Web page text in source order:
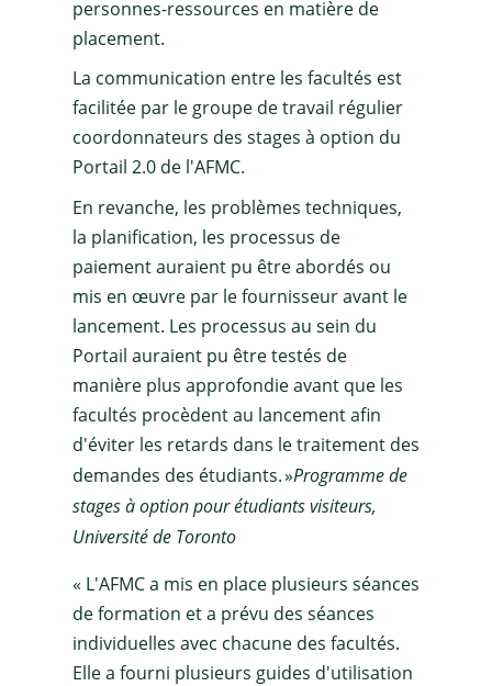
personnes-ressources en matière de
placement.
La communication entre les facultés est
facilitée par le groupe de travail régulier
coordonnateurs des stages à option du
Portail 2.0 de l'AFMC.
En revanche, les problèmes techniques,
la planification, les processus de
paiement auraient pu être abordés ou
mis en œuvre par le fournisseur avant le
lancement. Les processus au sein du
Portail auraient pu être testés de
manière plus approfondie avant que les
facultés procèdent au lancement afin
d'éviter les retards dans le traitement des
demandes des étudiants. »Programme de
stages à option pour étudiants visiteurs,
Université de Toronto
« L'AFMC a mis en place plusieurs séances
de formation et a prévu des séances
individuelles avec chacune des facultés.
Elle a fourni plusieurs guides d'utilisation